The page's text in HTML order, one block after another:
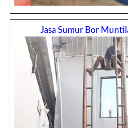
Jasa Sumur Bor